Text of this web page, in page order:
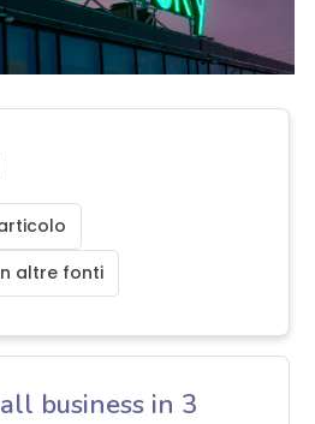
altre fonti
business in 3